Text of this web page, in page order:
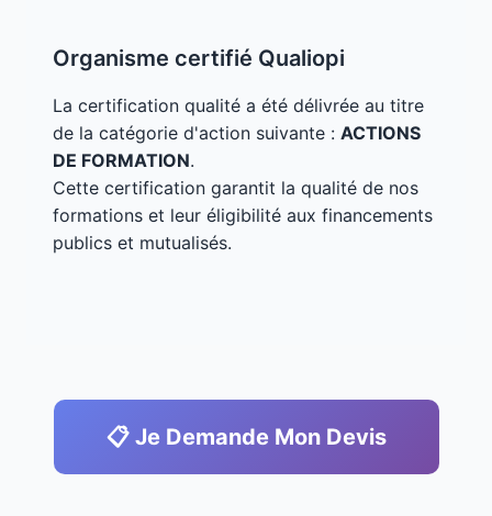
Organisme certifié Qualiopi
La certification qualité a été délivrée au titre
de la catégorie d'action suivante : ACTIONS
DE FORMATION.
Cette certification garantit la qualité de nos
formations et leur éligibilité aux financements
publics et mutualisés.
📋 Je Demande Mon Devis